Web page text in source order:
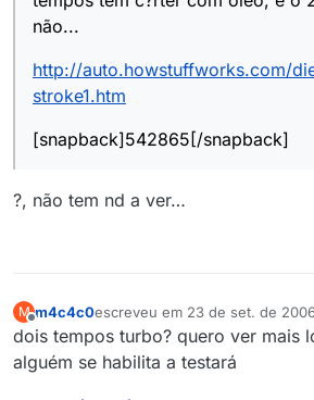
não...
http://auto.howstuffworks.com/
stroke1.htm
[snapback]542865[/snapback]
?, não tem nd a ver…
M
Offline
m4c4c0escreveu em 23 de set. de
última edição por
dois tempos turbo? quero ver mais
alguém se habilita a testará